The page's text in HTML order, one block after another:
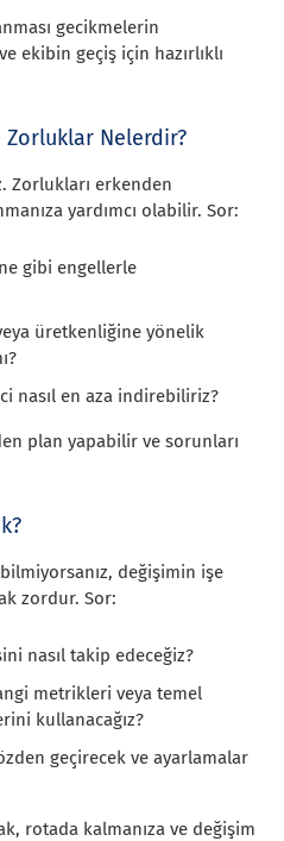
gecikmelerin
ekibin geçiş için hazırlıklı
Zorluklar Nelerdir?
Zorlukları erkenden
yardımcı olabilir. Sor:
gibi engellerle
üretkenliğine yönelik
nasıl en aza indirebiliriz?
plan yapabilir ve sorunları
değişimin işe
zordur. Sor:
nasıl takip edeceğiz?
metrikleri veya temel
kullanacağız?
geçirecek ve ayarlamalar
rotada kalmanıza ve değişim